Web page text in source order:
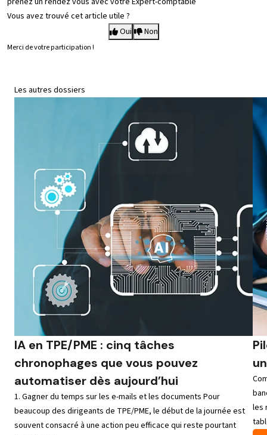
Vous avez trouvé cet article utile ?
Oui
Non
Merci de votre participation !
Les autres dossiers
IA en TPE/PME : cinq tâches
chronophages que vous pouvez
automatiser dès aujourd’hui
1. Gagner du temps sur les e-mails et les documents Pour
beaucoup des dirigeants de TPE/PME, le début de la journée est
souvent consacré à une action peu efficace qui reste pourtant
les